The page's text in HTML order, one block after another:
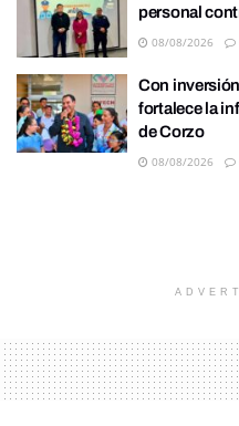
personal
08/08/2026
Con
fortalece la
de Corzo
08/08/2026